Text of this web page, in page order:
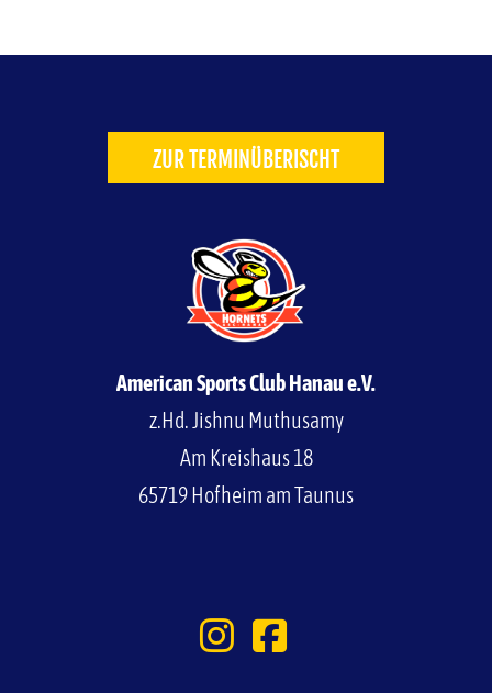
ZUR TERMINÜBERISCHT
American Sports Club Hanau e.V.
z.Hd. Jishnu Muthusamy
Am Kreishaus 18
65719 Hofheim am Taunus